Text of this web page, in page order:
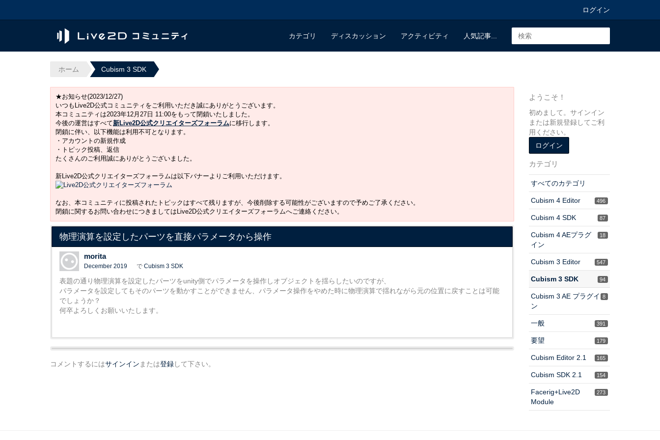
ログイン
カテゴリ ディスカッション アクティビティ 人気記事...
ホーム Cubism 3 SDK
★お知らせ(2023/12/27)
いつもLive2D公式コミュニティをご利用いただき誠にありがとうございます。
本コミュニティは2023年12月27日 11:00をもって閉鎖いたしました。
今後の運営はすべて新Live2D公式クリエイターズフォーラムに移行します。
閉鎖に伴い、以下機能は利用不可となります。
・アカウントの新規作成
・トピック投稿、返信
たくさんのご利用誠にありがとうございました。
新Live2D公式クリエイターズフォーラムは以下バナーよりご利用いただけます。
なお、本コミュニティに投稿されたトピックはすべて残りますが、今後削除する可能性がございますので予めご了承ください。
閉鎖に関するお問い合わせにつきましてはLive2D公式クリエイターズフォーラムへご連絡ください。
物理演算を設定したパーツを直接パラメータから操作
morita
December 2019 で Cubism 3 SDK
表題の通り物理演算を設定したパーツをunity側でパラメータを操作しオブジェクトを揺らしたいのですが、
パラメータを設定してもそのパーツを動かすことができません、パラメータ操作をやめた時に物理演算で揺れながら元の位置に戻すことは可能
でしょうか？
何卒よろしくお願いいたします。
コメントするにはサインイン または登録して下さい。
ようこそ！
初めまして。サインイン
または新規登録してご利
用ください。
ログイン
カテゴリ
すべてのカテゴリ
496
Cubism 4 Editor
87
Cubism 4 SDK
18
Cubism 4 AEプラグ
イン
547
Cubism 3 Editor
94
Cubism 3 SDK
8
Cubism 3 AE プラグイ
ン
391
一般
179
要望
165
Cubism Editor 2.1
154
Cubism SDK 2.1
273
Facerig+Live2D
Module